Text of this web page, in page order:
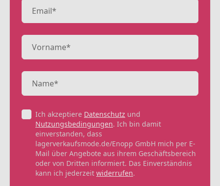
Ich akzeptiere Datenschutz und
Nutzungsbedingungen. Ich bin damit
einverstanden, dass
lagerverkaufsmode.de/Enopp GmbH mich per E-
Mail über Angebote aus ihrem Geschäftsbereich
oder von Dritten informiert. Das Einverständnis
kann ich jederzeit widerrufen.